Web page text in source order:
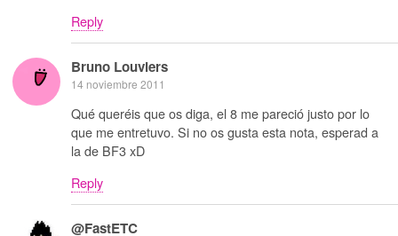
Reply
Bruno Louviers
14 noviembre 2011
Qué queréis que os diga, el 8 me pareció justo por lo
que me entretuvo. Si no os gusta esta nota, esperad a
la de BF3 xD
Reply
@FastETC